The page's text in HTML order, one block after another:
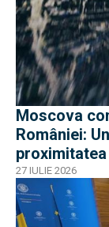
Moscova
României:
27 IULIE 2026